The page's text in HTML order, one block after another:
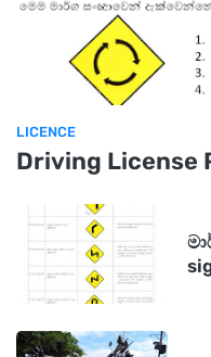
LICENCE
Driving License